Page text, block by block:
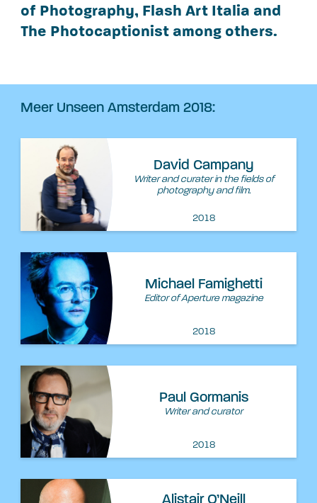
of Photography, Flash Art Italia and
The Photocaptionist among others.
Meer Unseen Amsterdam 2018:
David Campany
Writer and curater in the fields of
photography and film.
2018
Michael Famighetti
Editor of Aperture magazine
2018
Paul Gormanis
Writer and curator
2018